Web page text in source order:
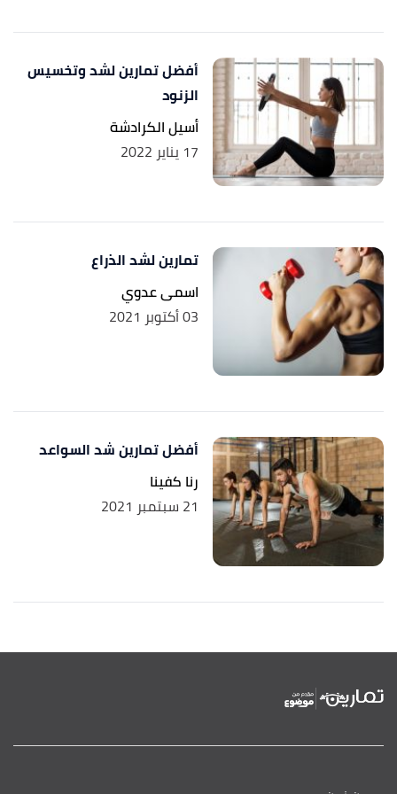
أفضل تمارين لشد وتخسيس
الزنود
أسيل الكرادشة
17 يناير 2022
تمارين لشد الذراع
اسمى عدوي
03 أكتوبر 2021
أفضل تمارين شد السواعد
رنا كفينا
21 سبتمبر 2021